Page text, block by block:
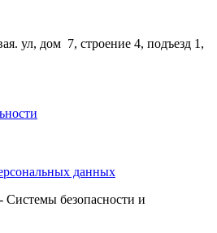
ул, дом 7, строение 4, подъезд 1,
данных
безопасности и